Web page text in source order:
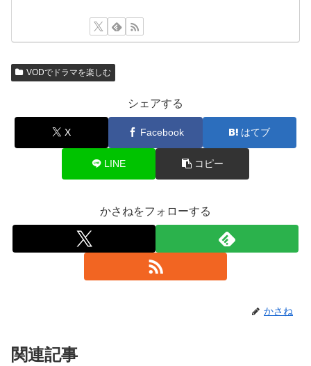
VODでドラマを楽しむ
シェアする
X Facebook はてブ
LINE コピー
かさねをフォローする
かさね
関連記事